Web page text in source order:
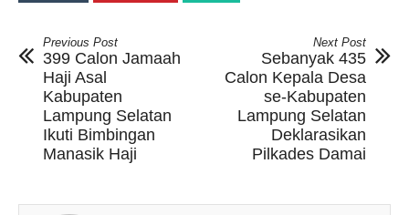
Previous Post
399 Calon Jamaah
Haji Asal
Kabupaten
Lampung Selatan
Ikuti Bimbingan
Manasik Haji
Next Post
Sebanyak 435
Calon Kepala Desa
se-Kabupaten
Lampung Selatan
Deklarasikan
Pilkades Damai